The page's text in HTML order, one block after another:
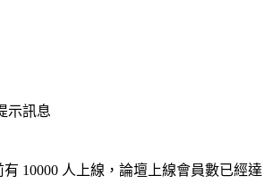
示訊息
10000 人上線，論壇上線會員數已經達